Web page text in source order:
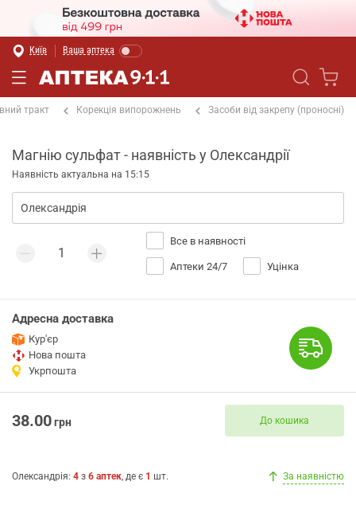
Київ Ваша аптека
тракт Корекція випорожнень Засоби від закрепу (проносні)
Магнію сульфат - наявність у Олександрії
Наявність актуальна на 15:15
Все в наявності
Аптеки 24/7 Уцінка
Адресна доставка
Кур'єр
Нова пошта
Укрпошта
38.00грн До кошика
Олександрія: 4 з 6 аптек, де є 1 шт. За наявністю